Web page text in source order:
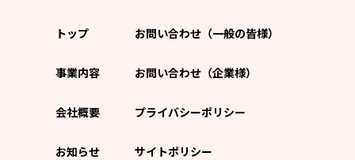
トップ
事業内容
会社概要
お知らせ
お問い合わせ（一般の皆様）
お問い合わせ（企業様）
プライバシーポリシー
サイトポリシー